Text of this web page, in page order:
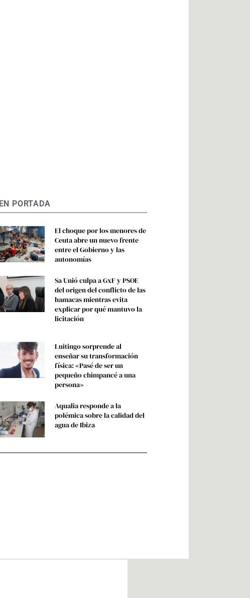
EN PORTADA
El choque por los menores de
Ceuta abre un nuevo frente
entre el Gobierno y las
autonomías
Sa Unió culpa a GxF y PSOE
del origen del conflicto de las
hamacas mientras evita
explicar por qué mantuvo la
licitación
Luitingo sorprende al
enseñar su transformación
física: «Pasé de ser un
pequeño chimpancé a una
persona»
Aqualia responde a la
polémica sobre la calidad del
agua de Ibiza